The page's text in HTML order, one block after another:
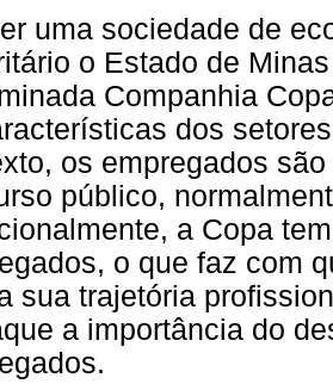
uma sociedade de
o Estado de
Companhia
dos
os empregados
público,
a Copa
o que faz com
sua trajetória
a importância do